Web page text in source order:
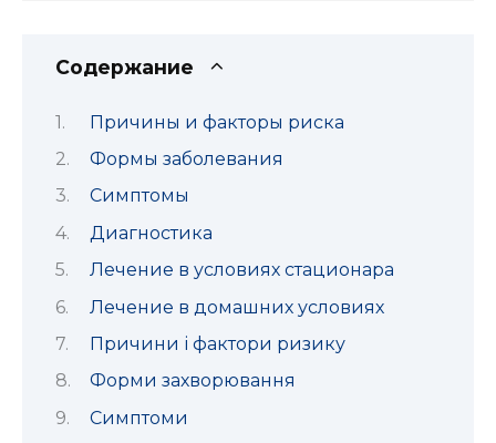
Содержание
Причины и факторы риска
Формы заболевания
Симптомы
Диагностика
Лечение в условиях стационара
Лечение в домашних условиях
Причини і фактори ризику
Форми захворювання
Симптоми